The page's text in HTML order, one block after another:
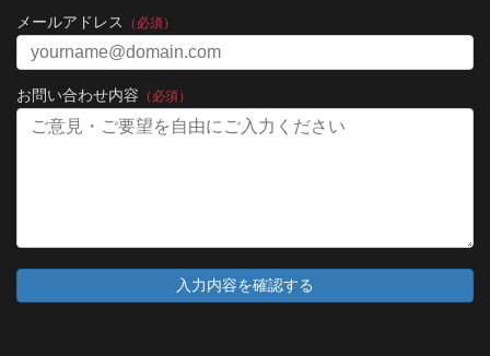
メールアドレス （必須）
お問い合わせ内容 （必須）